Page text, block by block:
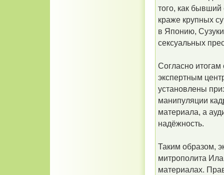
того, как бывший
краже крупных
в Японию,
сексуальных
Согласно итогам
экспертным
установлены
манипуляции
материала, а
надёжность.
Таким образом,
митрополита
материалах.